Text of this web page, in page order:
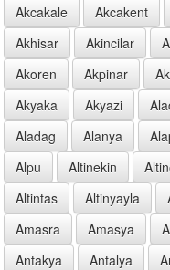
Akcakale
Akcakent
Akhisar
Akincilar
Akoren
Akpinar
Akyaka
Akyazi
Aladag
Alanya
Alpu
Altinekin
Altintas
Altinyayla
Amasra
Amasya
Antakya
Antalya